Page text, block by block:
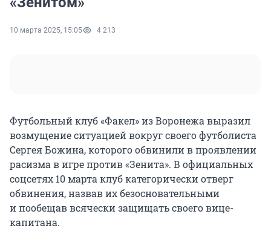
10 марта 2025, 15:05 4 213
Футбольный клуб «Факел» из Воронежа выразил
возмущение ситуацией вокруг своего футболиста
Сергея Божина, которого обвинили в проявлении
расизма в игре против «Зенита». В официальных
соцсетях 10 марта клуб категорически отверг
обвинения, назвав их безосновательными
и пообещав всячески защищать своего вице-
капитана.